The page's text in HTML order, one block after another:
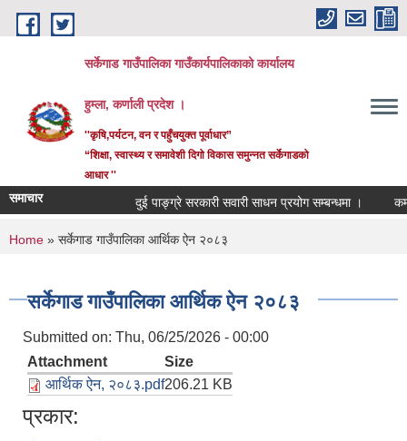
Skip to main content
सर्केगाड गाउँपालिका गाउँकार्यपालिकाको कार्यालय
हुम्ला, कर्णाली प्रदेश ।
''कृषि,पर्यटन, वन र पहुँचयुक्त पूर्वाधार”
“शिक्षा, स्वास्थ्य र समावेशी दिगो विकास समुन्नत सर्केगाडको
आधार ''
समाचार दुई पाङ्ग्रे सरकारी सवारी साधन प्रयोग सम्बन्धमा ।
You are here
Home » सर्केगाड गाउँपालिका आर्थिक ऐन २०८३
सर्केगाड गाउँपालिका आर्थिक ऐन २०८३
Submitted on: Thu, 06/25/2026 - 00:00
Attachment
Size
आर्थिक ऐन, २०८३.pdf206.21 KB
प्रकार: